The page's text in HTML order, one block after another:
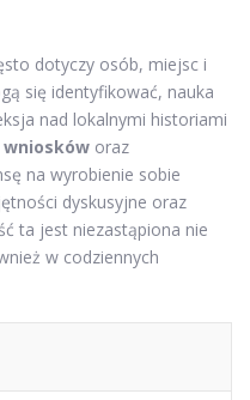
dotyczy osób, miejsc i
się identyfikować, nauka
nad lokalnymi historiami
wniosków oraz
na wyrobienie sobie
dyskusyjne oraz
ta jest niezastąpiona nie
w codziennych